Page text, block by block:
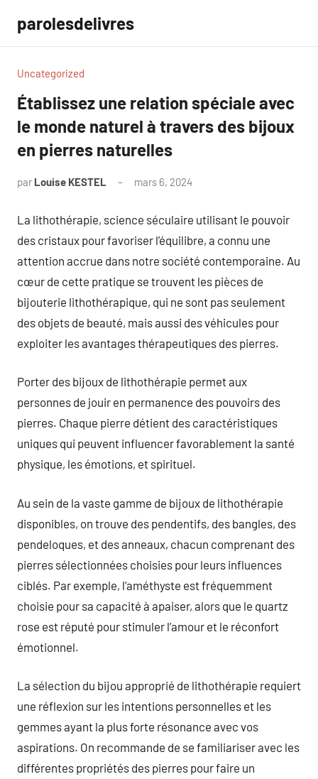
contenu
parolesdelivres
Uncategorized
Établissez une relation spéciale avec
le monde naturel à travers des bijoux
en pierres naturelles
par Louise KESTEL mars 6, 2024
La lithothérapie, science séculaire utilisant le pouvoir
des cristaux pour favoriser l’équilibre, a connu une
attention accrue dans notre société contemporaine. Au
cœur de cette pratique se trouvent les pièces de
bijouterie lithothérapique, qui ne sont pas seulement
des objets de beauté, mais aussi des véhicules pour
exploiter les avantages thérapeutiques des pierres.
Porter des bijoux de lithothérapie permet aux
personnes de jouir en permanence des pouvoirs des
pierres. Chaque pierre détient des caractéristiques
uniques qui peuvent influencer favorablement la santé
physique, les émotions, et spirituel.
Au sein de la vaste gamme de bijoux de lithothérapie
disponibles, on trouve des pendentifs, des bangles, des
pendeloques, et des anneaux, chacun comprenant des
pierres sélectionnées choisies pour leurs influences
ciblés. Par exemple, l’améthyste est fréquemment
choisie pour sa capacité à apaiser, alors que le quartz
rose est réputé pour stimuler l’amour et le réconfort
émotionnel.
La sélection du bijou approprié de lithothérapie requiert
une réflexion sur les intentions personnelles et les
gemmes ayant la plus forte résonance avec vos
aspirations. On recommande de se familiariser avec les
différentes propriétés des pierres pour faire un